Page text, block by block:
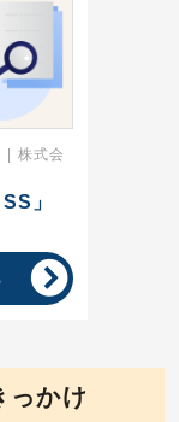
| 株式会
」
っかけ